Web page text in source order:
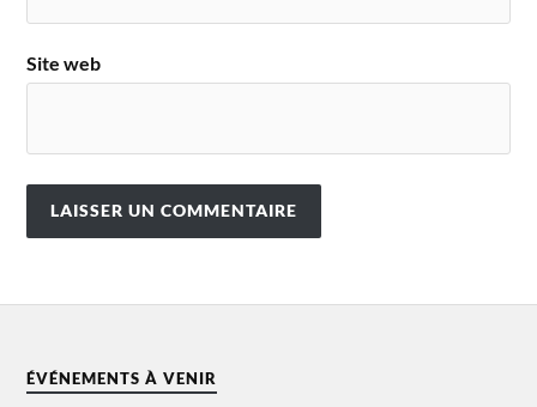
Site web
ÉVÉNEMENTS À VENIR